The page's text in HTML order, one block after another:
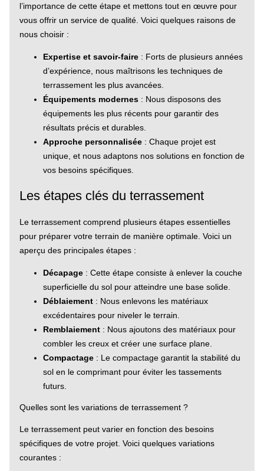
l’importance de cette étape et mettons tout en œuvre pour
vous offrir un service de qualité. Voici quelques raisons de
nous choisir :
Expertise et savoir-faire: Forts de plusieurs années
d’expérience, nous maîtrisons les techniques de
terrassement les plus avancées.
Équipements modernes: Nous disposons des
équipements les plus récents pour garantir des
résultats précis et durables.
Approche personnalisée: Chaque projet est
unique, et nous adaptons nos solutions en fonction de
vos besoins spécifiques.
Les étapes clés du terrassement
Le terrassement comprend plusieurs étapes essentielles
pour préparer votre terrain de manière optimale. Voici un
aperçu des principales étapes :
Décapage: Cette étape consiste à enlever la couche
superficielle du sol pour atteindre une base solide.
Déblaiement: Nous enlevons les matériaux
excédentaires pour niveler le terrain.
Remblaiement: Nous ajoutons des matériaux pour
combler les creux et créer une surface plane.
Compactage: Le compactage garantit la stabilité du
sol en le comprimant pour éviter les tassements
futurs.
Quelles sont les variations de terrassement ?
Le terrassement peut varier en fonction des besoins
spécifiques de votre projet. Voici quelques variations
courantes :